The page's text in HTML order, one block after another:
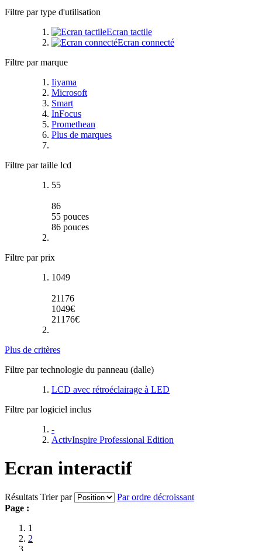
Filtre par type d'utilisation
Ecran tactile
Ecran connecté
Filtre par marque
Iiyama
Microsoft
Smart
InFocus
Promethean
Plus de marques
Filtre par taille lcd
55
86
55 pouces
86 pouces
Filtre par prix
1049
21176
1049€
21176€
Plus de critères
Filtre par technologie du panneau (dalle)
LCD avec rétroéclairage à LED
Filtre par logiciel inclus
-
ActivInspire Professional Edition
Ecran interactif
Résultats Trier par
Par ordre décroissant
Page :
1
2